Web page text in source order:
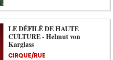
LE DÉFILÉ DE HAUTE
CULTURE - Helmut von
Karglass
CIRQUE/RUE